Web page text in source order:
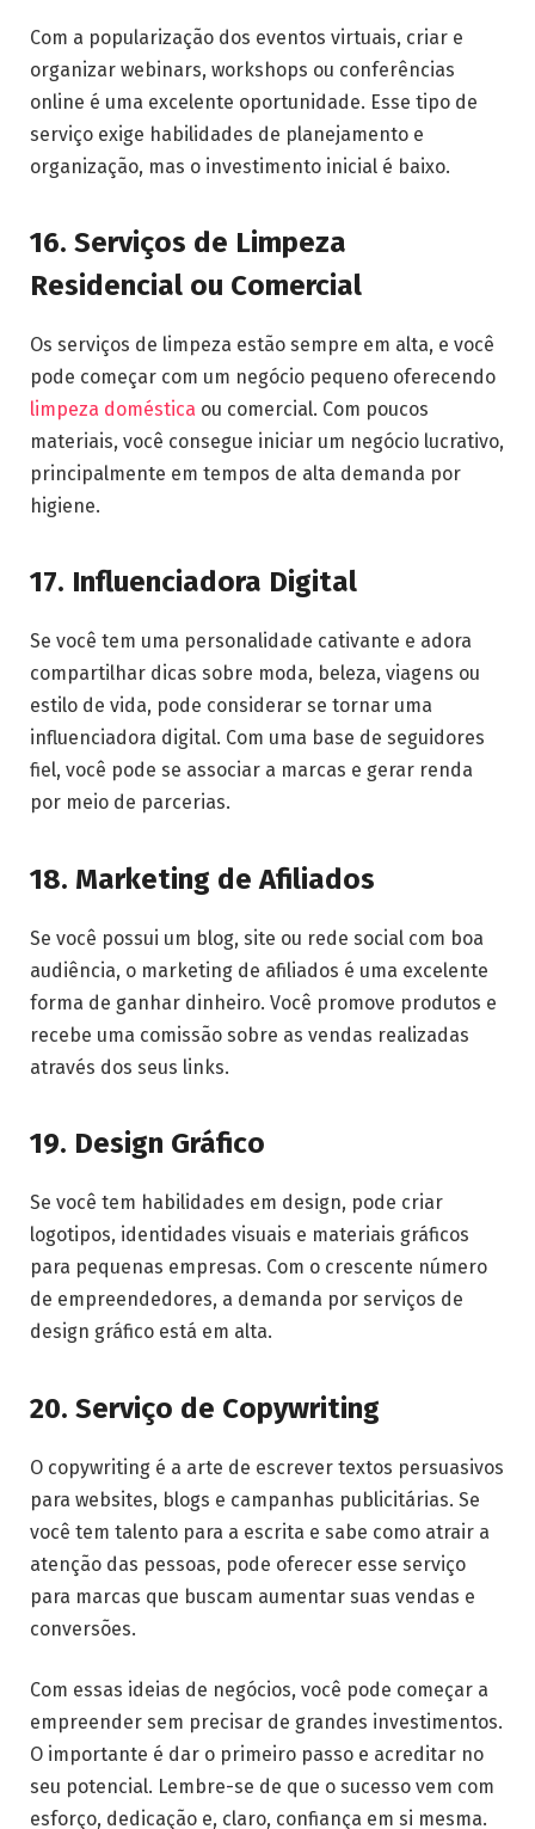
Com a popularização dos eventos virtuais, criar e
organizar webinars, workshops ou conferências
online é uma excelente oportunidade. Esse tipo de
serviço exige habilidades de planejamento e
organização, mas o investimento inicial é baixo.
16. Serviços de Limpeza
Residencial ou Comercial
Os serviços de limpeza estão sempre em alta, e você
pode começar com um negócio pequeno oferecendo
limpeza doméstica ou comercial. Com poucos
materiais, você consegue iniciar um negócio lucrativo,
principalmente em tempos de alta demanda por
higiene.
17. Influenciadora Digital
Se você tem uma personalidade cativante e adora
compartilhar dicas sobre moda, beleza, viagens ou
estilo de vida, pode considerar se tornar uma
influenciadora digital. Com uma base de seguidores
fiel, você pode se associar a marcas e gerar renda
por meio de parcerias.
18. Marketing de Afiliados
Se você possui um blog, site ou rede social com boa
audiência, o marketing de afiliados é uma excelente
forma de ganhar dinheiro. Você promove produtos e
recebe uma comissão sobre as vendas realizadas
através dos seus links.
19. Design Gráfico
Se você tem habilidades em design, pode criar
logotipos, identidades visuais e materiais gráficos
para pequenas empresas. Com o crescente número
de empreendedores, a demanda por serviços de
design gráfico está em alta.
20. Serviço de Copywriting
O copywriting é a arte de escrever textos persuasivos
para websites, blogs e campanhas publicitárias. Se
você tem talento para a escrita e sabe como atrair a
atenção das pessoas, pode oferecer esse serviço
para marcas que buscam aumentar suas vendas e
conversões.
Com essas ideias de negócios, você pode começar a
empreender sem precisar de grandes investimentos.
O importante é dar o primeiro passo e acreditar no
seu potencial. Lembre-se de que o sucesso vem com
esforço, dedicação e, claro, confiança em si mesma.